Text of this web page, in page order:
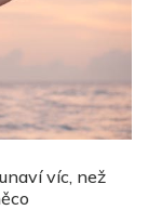
víc, než